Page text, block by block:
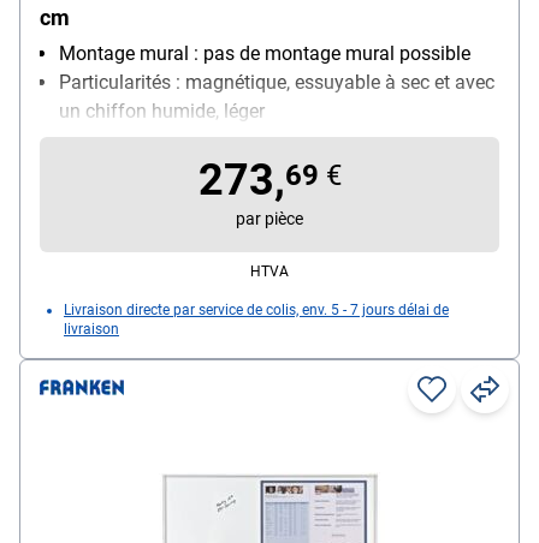
cm
Montage mural : pas de montage mural possible
Particularités : magnétique, essuyable à sec et avec
un chiffon humide, léger
Taille du tableau : médium (120 x 90 cm)
Utilisation : utilisation fréquente
273,69 €
par pièce
HTVA
Livraison directe par service de colis, env. 5 - 7 jours délai de
livraison